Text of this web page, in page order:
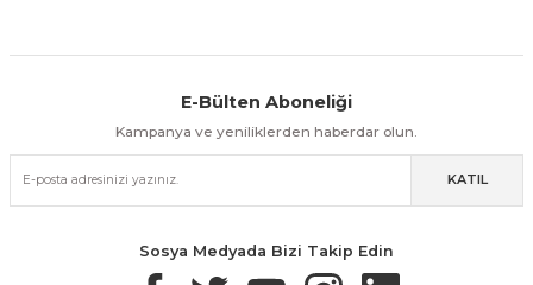
Kolay İade & Değişim Güvenli Alışveriş
Güvenli Paketleme Taksit / Havale İle Alışveriş Kolay İade & Değişim
E-Bülten Aboneliği
Kampanya ve yeniliklerden haberdar olun.
KATIL
Sosya Medyada Bizi Takip Edin